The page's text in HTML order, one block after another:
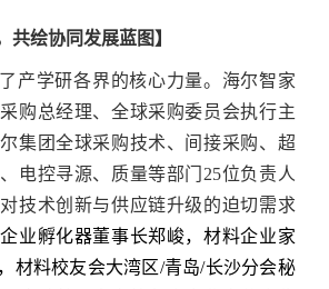
共绘协同发展蓝图】
产学研各界的核心力量。海尔智家
购总经理、全球采购委员会执行主
集团全球采购技术、间接采购、超
电控寻源、质量等部门25位负责人
技术创新与供应链升级的迫切需求
业孵化器董事长郑峻，材料企业家
材料校友会大湾区/青岛/长沙分会秘